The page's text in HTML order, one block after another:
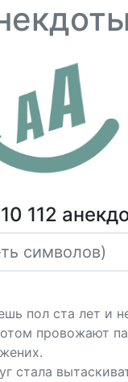
112
ста лет и
провожают
стала